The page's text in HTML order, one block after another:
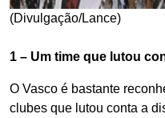
(Divulgação/Lance)
1 – Um time que lutou
O Vasco é bastante
clubes que lutou conta a